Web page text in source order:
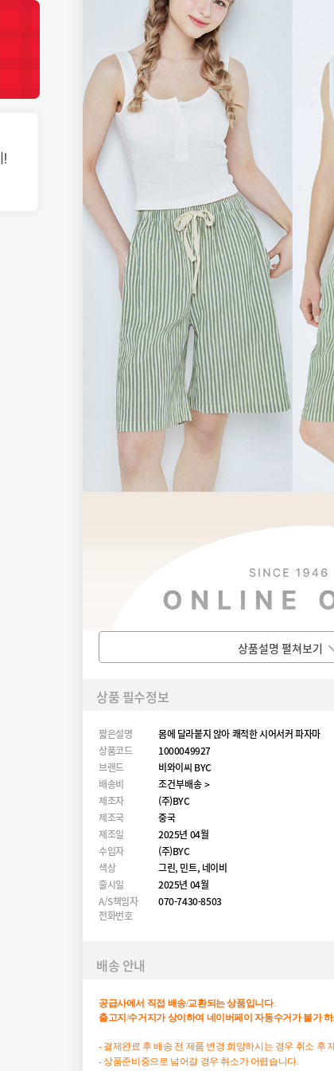
상품설명 펼쳐보기
상품 필수정보
짧은설명
몸에 달라붙지 않아 쾌적한 시어서커 파자마
상품코드
1000049927
브랜드
비와이씨 BYC
배송비
조건부배송 >
제조자
(주)BYC
제조국
중국
제조일
2025년 04월
수입자
(주)BYC
색상
그린, 민트, 네이비
출시일
2025년 04월
A/S책임자
전화번호
070-7430-8503
배송 안내
공급사에서 직접 배송/교환되는상품입니다.
출고지 /수거지가 상이하여 네이버페이 자동수거가 불가
- 결제완료 후 배송 전 제품 변경 희망하시는 경우 취소 후
- 상품준비중으로 넘어갈 경우 취소가 어렵습니다.